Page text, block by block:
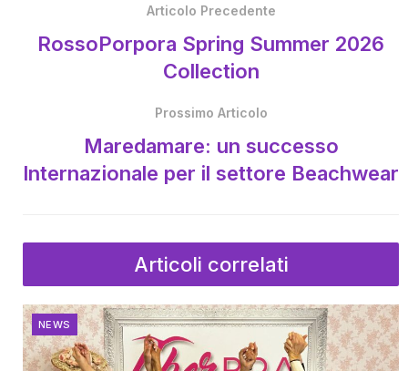
Articolo Precedente
RossoPorpora Spring Summer 2026
Collection
Prossimo Articolo
Maredamare: un successo
Internazionale per il settore Beachwear
Articoli correlati
NEWS